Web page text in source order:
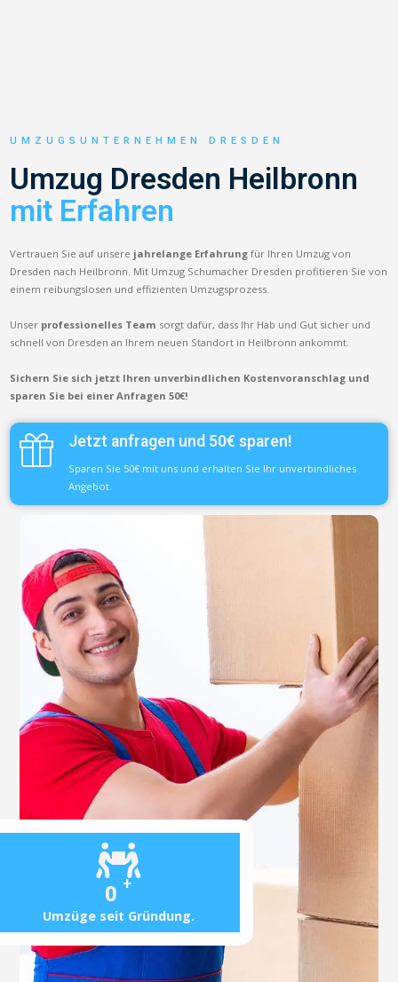
0 +
Umzüge seit Gründung.
UMZUGSUNTERNEHMEN DRESDEN
Umzug Dresden Heilbronn
mit Erfahren
Vertrauen Sie auf unsere jahrelange Erfahrung für Ihren Umzug von
Dresden nach Heilbronn. Mit Umzug Schumacher Dresden profitieren Sie von
einem reibungslosen und effizienten Umzugsprozess.
Unser professionelles Team sorgt dafür, dass Ihr Hab und Gut sicher und
schnell von Dresden an Ihrem neuen Standort in Heilbronn ankommt.
Sichern Sie sich jetzt Ihren unverbindlichen Kostenvoranschlag und
sparen Sie bei einer Anfragen 50€!
Jetzt anfragen und 50€ sparen!
Sparen Sie 50€ mit uns und erhalten Sie Ihr unverbindliches
Angebot.